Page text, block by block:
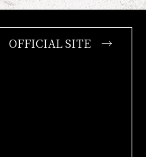
OFFICIAL SITE →